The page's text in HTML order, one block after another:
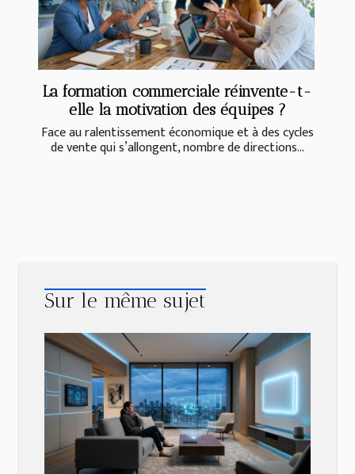
La formation commerciale réinvente-t-
elle la motivation des équipes ?
Face au ralentissement économique et à des cycles
de vente qui s’allongent, nombre de directions...
Sur le même sujet